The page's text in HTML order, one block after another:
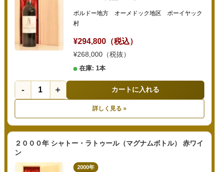
ボルドー地方 オーメドック地区 ポーイヤック
村
¥294,800（税込）
¥268,000（税抜）
在庫: 1本
- + カートに入れる
詳しく見る »
２０００年 シャトー・ラトゥール（マグナムボトル） 赤ワイ
ン
2000年